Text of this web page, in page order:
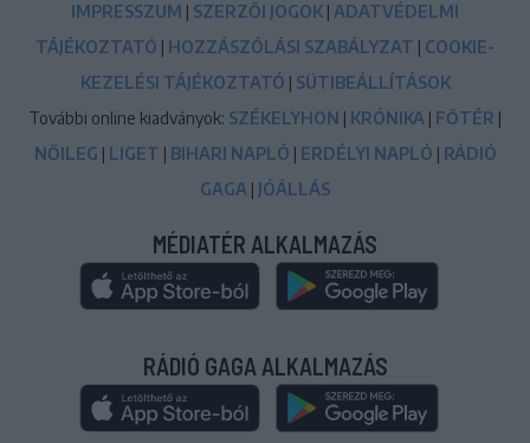
IMPRESSZUM | SZERZŐI JOGOK | ADATVÉDELMI
TÁJÉKOZTATÓ | HOZZÁSZÓLÁSI SZABÁLYZAT | COOKIE-
KEZELÉSI TÁJÉKOZTATÓ | SÜTIBEÁLLÍTÁSOK
További online kiadványok: SZÉKELYHON | KRÓNIKA | FŐTÉR |
NŐILEG | LIGET | BIHARI NAPLÓ | ERDÉLYI NAPLÓ | RÁDIÓ
GAGA | JÓÁLLÁS
MÉDIATÉR ALKALMAZÁS
RÁDIÓ GAGA ALKALMAZÁS